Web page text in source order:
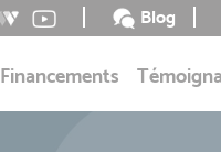
Blog
Financements